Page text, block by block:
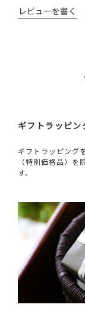
レビューを書く
ギフトラッピン
ギフトラッピング
（特別価格品）
す。